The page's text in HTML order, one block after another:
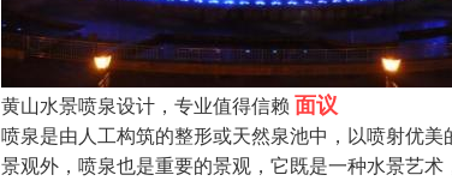
黄山水景喷泉设计，专业值得信赖 面议
喷泉是由人工构筑的整形或天然泉池中，以喷射优
景观外，喷泉也是重要的景观，它既是一种水景艺